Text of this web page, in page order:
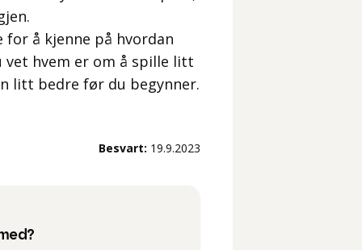
å kjenne på hvordan
vet hvem er om å spille litt
litt bedre før du begynner.
Besvart: 19.9.2023